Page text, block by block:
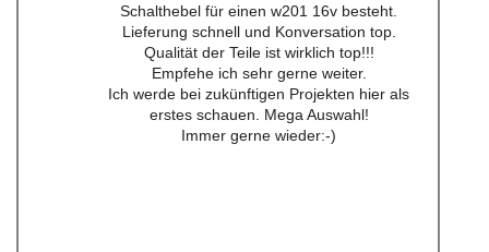
Schalthebel für einen w201 16v besteht.
Lieferung schnell und Konversation top.
Qualität der Teile ist wirklich top!!!
Empfehe ich sehr gerne weiter.
Ich werde bei zukünftigen Projekten hier als
erstes schauen. Mega Auswahl!
Immer gerne wieder:-)